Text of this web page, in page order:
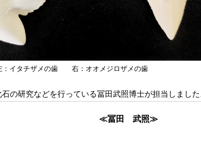
：イタチザメの歯 右：オオメジロザメの歯
の研究などを行っている冨田武照博士が担当しました
≪冨田 武照≫